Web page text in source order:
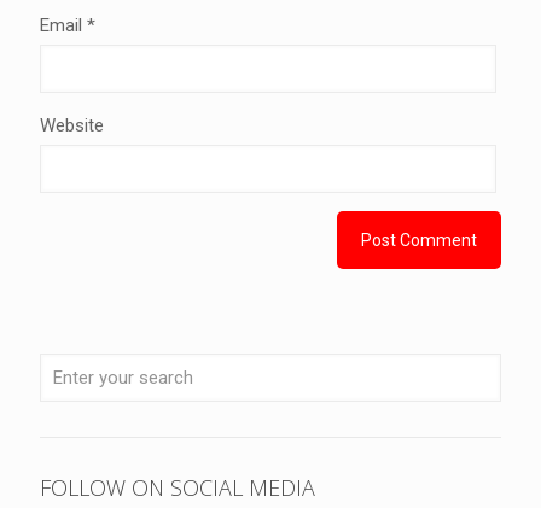
Email *
Website
FOLLOW ON SOCIAL MEDIA